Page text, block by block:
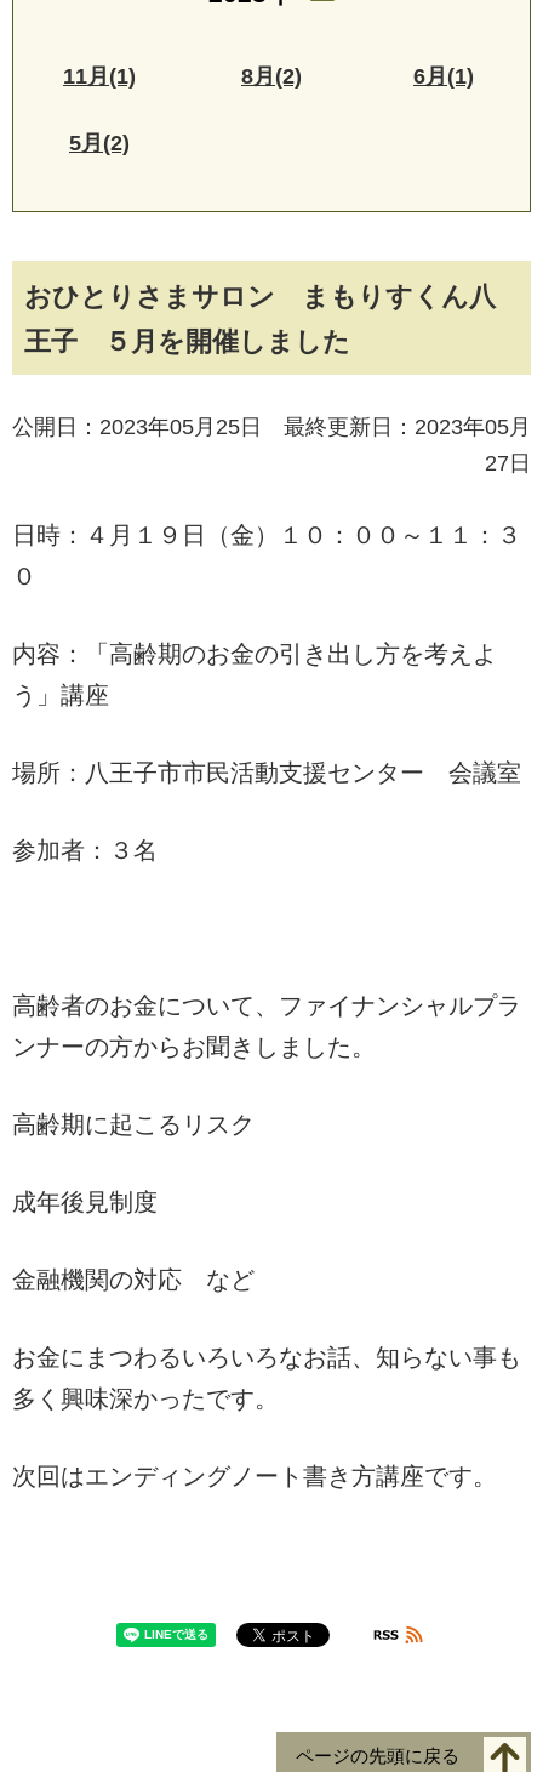
おひとりさまサロン まもりすくん八
王子 ５月を開催しました
公開日：2023年05月25日 最終更新日：2023年05月
27日
日時：４月１９日（金）１０：００～１１：３
０
内容：「高齢期のお金の引き出し方を考えよ
う」講座
場所：八王子市市民活動支援センター 会議室
参加者：３名
高齢者のお金について、ファイナンシャルプラ
ンナーの方からお聞きしました。
高齢期に起こるリスク
成年後見制度
金融機関の対応 など
お金にまつわるいろいろなお話、知らない事も
多く興味深かったです。
次回はエンディングノート書き方講座です。
11月(1) 8月(2) 6月(1)
5月(2)
ページの先頭に戻る